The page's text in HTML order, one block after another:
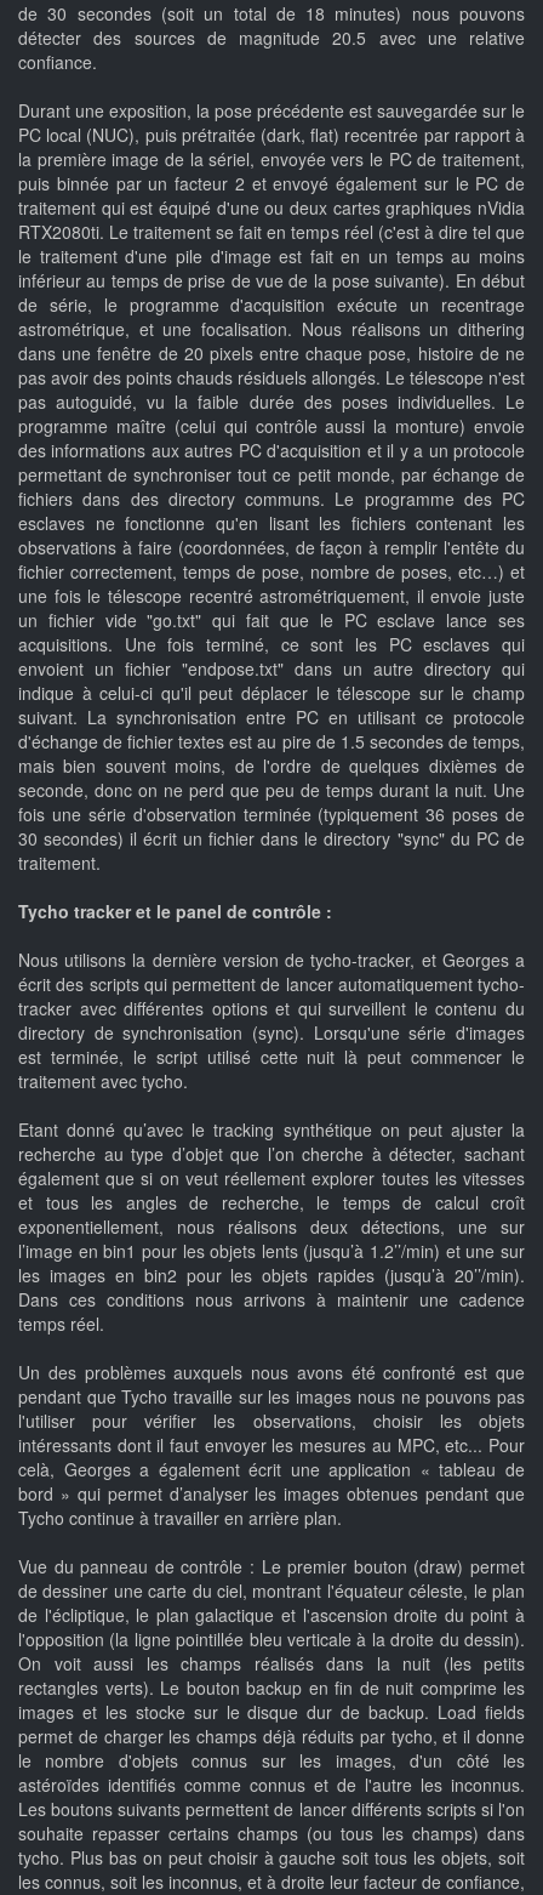
de 30 secondes (soit un total de 18 minutes) nous pouvons
détecter des sources de magnitude 20.5 avec une relative
confiance.
Durant une exposition, la pose précédente est sauvegardée sur le
PC local (NUC), puis prétraitée (dark, flat) recentrée par rapport à
la première image de la sériel, envoyée vers le PC de traitement,
puis binnée par un facteur 2 et envoyé également sur le PC de
traitement qui est équipé d'une ou deux cartes graphiques nVidia
RTX2080ti. Le traitement se fait en temps réel (c'est à dire tel que
le traitement d'une pile d'image est fait en un temps au moins
inférieur au temps de prise de vue de la pose suivante). En début
de série, le programme d'acquisition exécute un recentrage
astrométrique, et une focalisation. Nous réalisons un dithering
dans une fenêtre de 20 pixels entre chaque pose, histoire de ne
pas avoir des points chauds résiduels allongés. Le télescope n'est
pas autoguidé, vu la faible durée des poses individuelles. Le
programme maître (celui qui contrôle aussi la monture) envoie
des informations aux autres PC d'acquisition et il y a un protocole
permettant de synchroniser tout ce petit monde, par échange de
fichiers dans des directory communs. Le programme des PC
esclaves ne fonctionne qu'en lisant les fichiers contenant les
observations à faire (coordonnées, de façon à remplir l'entête du
fichier correctement, temps de pose, nombre de poses, etc…) et
une fois le télescope recentré astrométriquement, il envoie juste
un fichier vide "go.txt" qui fait que le PC esclave lance ses
acquisitions. Une fois terminé, ce sont les PC esclaves qui
envoient un fichier "endpose.txt" dans un autre directory qui
indique à celui-ci qu'il peut déplacer le télescope sur le champ
suivant. La synchronisation entre PC en utilisant ce protocole
d'échange de fichier textes est au pire de 1.5 secondes de temps,
mais bien souvent moins, de l'ordre de quelques dixièmes de
seconde, donc on ne perd que peu de temps durant la nuit. Une
fois une série d'observation terminée (typiquement 36 poses de
30 secondes) il écrit un fichier dans le directory "sync" du PC de
traitement.
Tycho tracker et le panel de contrôle :
Nous utilisons la dernière version de tycho-tracker, et Georges a
écrit des scripts qui permettent de lancer automatiquement tycho-
tracker avec différentes options et qui surveillent le contenu du
directory de synchronisation (sync). Lorsqu'une série d'images
est terminée, le script utilisé cette nuit là peut commencer le
traitement avec tycho.
Etant donné qu’avec le tracking synthétique on peut ajuster la
recherche au type d’objet que l’on cherche à détecter, sachant
également que si on veut réellement explorer toutes les vitesses
et tous les angles de recherche, le temps de calcul croît
exponentiellement, nous réalisons deux détections, une sur
l’image en bin1 pour les objets lents (jusqu’à 1.2’’/min) et une sur
les images en bin2 pour les objets rapides (jusqu’à 20’’/min).
Dans ces conditions nous arrivons à maintenir une cadence
temps réel.
Un des problèmes auxquels nous avons été confronté est que
pendant que Tycho travaille sur les images nous ne pouvons pas
l'utiliser pour vérifier les observations, choisir les objets
intéressants dont il faut envoyer les mesures au MPC, etc... Pour
celà, Georges a également écrit une application « tableau de
bord » qui permet d’analyser les images obtenues pendant que
Tycho continue à travailler en arrière plan.
Vue du panneau de contrôle : Le premier bouton (draw) permet
de dessiner une carte du ciel, montrant l'équateur céleste, le plan
de l'écliptique, le plan galactique et l'ascension droite du point à
l'opposition (la ligne pointillée bleu verticale à la droite du dessin).
On voit aussi les champs réalisés dans la nuit (les petits
rectangles verts). Le bouton backup en fin de nuit comprime les
images et les stocke sur le disque dur de backup. Load fields
permet de charger les champs déjà réduits par tycho, et il donne
le nombre d'objets connus sur les images, d'un côté les
astéroïdes identifiés comme connus et de l'autre les inconnus.
Les boutons suivants permettent de lancer différents scripts si l'on
souhaite repasser certains champs (ou tous les champs) dans
tycho. Plus bas on peut choisir à gauche soit tous les objets, soit
les connus, soit les inconnus, et à droite leur facteur de confiance,